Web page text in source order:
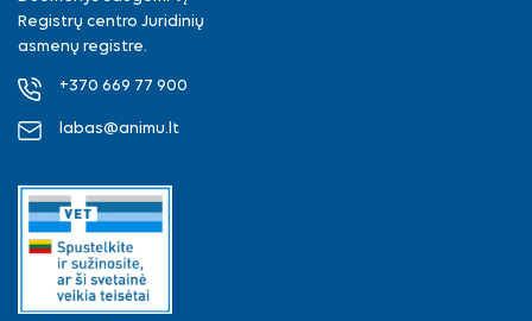
Registrų centro Juridinių
asmenų registre.
+370 669 77 900
labas@animu.lt